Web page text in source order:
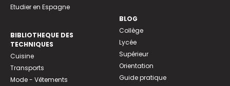
Etudier en Espagne
BIBLIOTHEQUE DES
TECHNIQUES
Cuisine
Transports
Mode - Vêtements
BLOG
Collège
Lycée
Supérieur
Orientation
Guide pratique